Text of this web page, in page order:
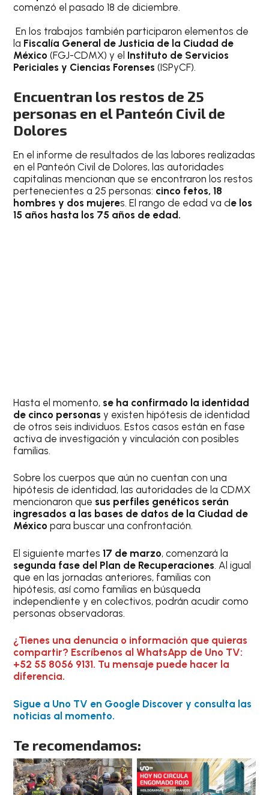
comenzó el pasado 18 de diciembre.
En los trabajos también participaron elementos de
la Fiscalía General de Justicia de la Ciudad de
México (FGJ-CDMX) y el Instituto de Servicios
Periciales y Ciencias Forenses (ISPyCF).
Encuentran los restos de 25
personas en el Panteón Civil de
Dolores
En el informe de resultados de las labores realizadas
en el Panteón Civil de Dolores, las autoridades
capitalinas mencionan que se encontraron los restos
pertenecientes a 25 personas: cinco fetos, 18
hombres y dos mujeres. El rango de edad va de los
15 años hasta los 75 años de edad.
Hasta el momento, se ha confirmado la identidad
de cinco personasy existen hipótesis de identidad
de otros seis individuos. Estos casos están en fase
activa de investigación y vinculación con posibles
familias.
Sobre los cuerpos que aún no cuentan con una
hipótesis de identidad, las autoridades de la CDMX
mencionaron que sus perfiles genéticos serán
ingresados a las bases de datos de la Ciudad de
Méxicopara buscar una confrontación.
El siguiente martes17 de marzo, comenzará la
segunda fase del Plan de Recuperaciones. Al igual
que en las jornadas anteriores, familias con
hipótesis, así como familias en búsqueda
independiente y en colectivos, podrán acudir como
personas observadoras.
¿Tienes una denuncia o información que quieras
compartir? Escríbenos al WhatsApp de Uno TV:
+52 55 8056 9131. Tu mensaje puede hacer la
diferencia.
Sigue a Uno TV en Google Discover y consulta las
noticias al momento.
Te recomendamos: